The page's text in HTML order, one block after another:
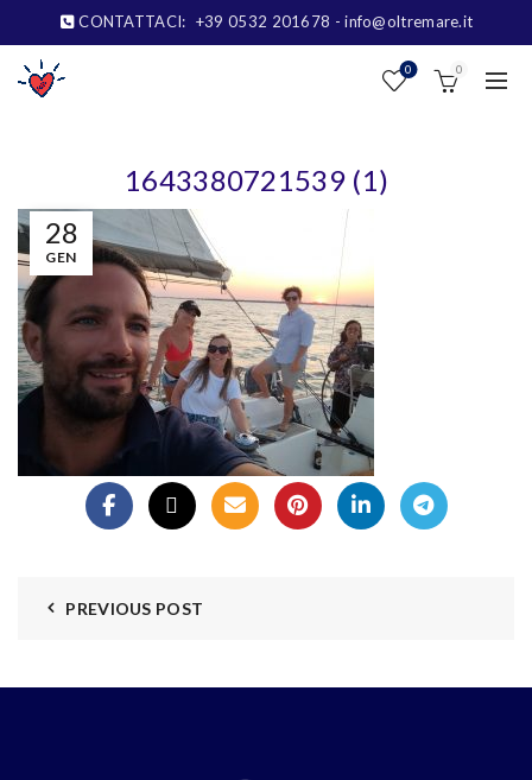
CONTATTACI: +39 0532 201678 - info@oltremare.it
0 0
28
GEN
1643380721539 (1)
PREVIOUS POST